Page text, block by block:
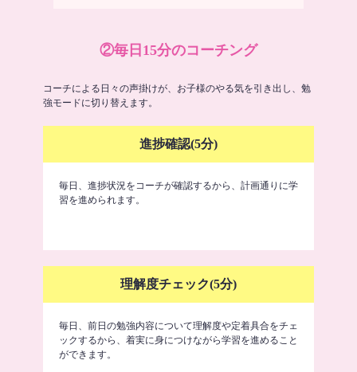
②毎日15分のコーチング
コーチによる日々の声掛けが、お子様のやる気を引き出し、勉
強モードに切り替えます。
進捗確認(5分)
毎日、進捗状況をコーチが確認するから、計画通りに学
習を進められます。
理解度チェック(5分)
毎日、前日の勉強内容について理解度や定着具合をチェ
ックするから、着実に身につけながら学習を進めること
ができます。